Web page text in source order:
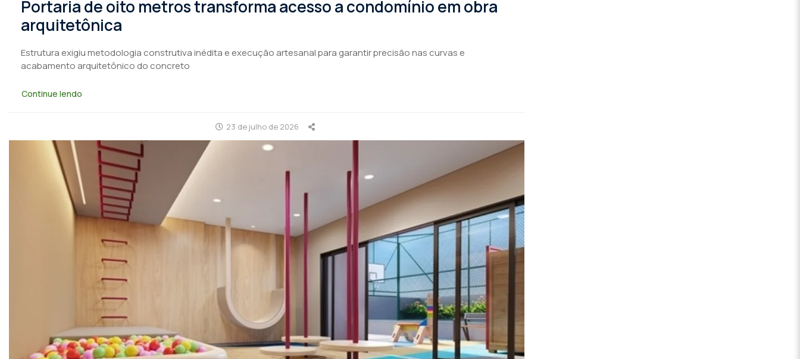
Portaria de oito metros transforma acesso a condomínio em obra
arquitetônica
Estrutura exigiu metodologia construtiva inédita e execução artesanal para garantir precisão nas curvas e
acabamento arquitetônico do concreto
Continue lendo
23 de julho de 2026